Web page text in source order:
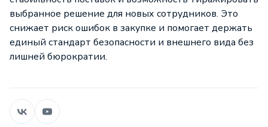
выбранное решение для новых сотрудников. Это
снижает риск ошибок в закупке и помогает держать
единый стандарт безопасности и внешнего вида без
лишней бюрократии.